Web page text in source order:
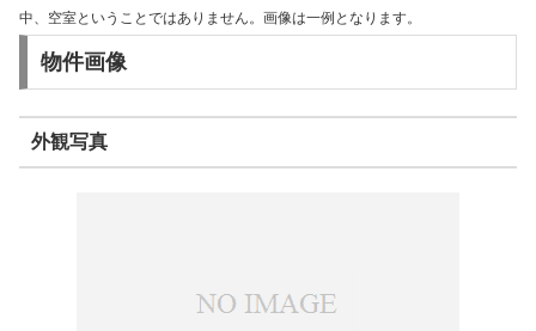
中、空室ということではありません。画像は一例となります。
物件画像
外観写真